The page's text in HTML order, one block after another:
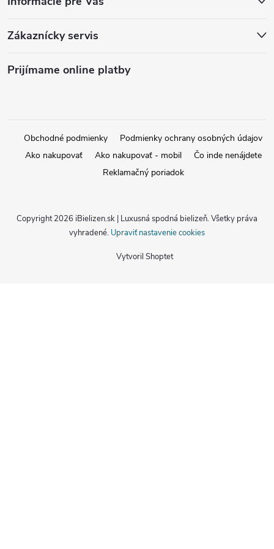
Zákaznícky servis
Prijímame online platby
Obchodné podmienky
Podmienky ochrany osobných údajov
Ako nakupovať
Ako nakupovať - mobil
Čo inde nenájdete
Reklamačný poriadok
Vytvoril Shoptet
Copyright 2026 iBielizen.sk | Luxusná spodná bielizeň. Všetky práva
vyhradené. Upraviť nastavenie cookies